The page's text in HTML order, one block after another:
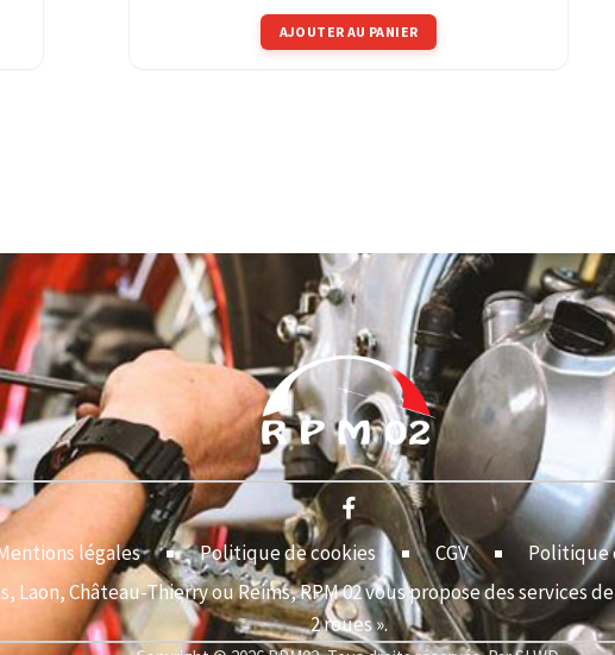
AJOUTER AU PANIER
légales Politique de cookies CGV
Politique
Laon, Château-Thierry ou Reims, RPM 02 vous propose des services
2 roues ».